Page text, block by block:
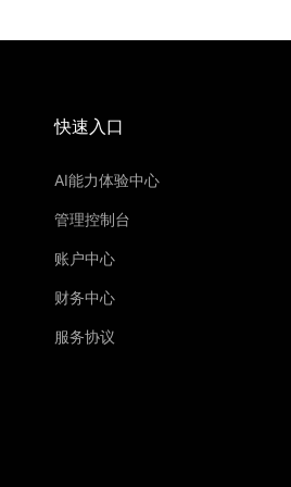
快速入口
AI能力体验中心
管理控制台
账户中心
财务中心
服务协议